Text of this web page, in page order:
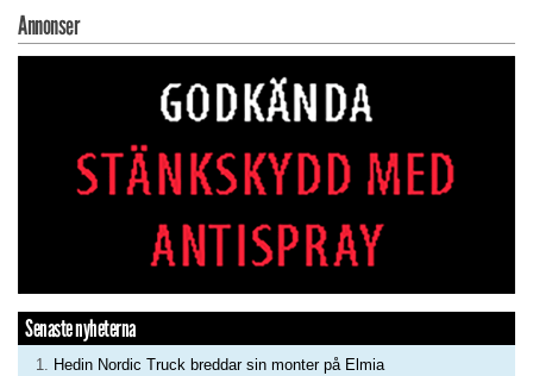
Annonser
Senaste nyheterna
Hedin Nordic Truck breddar sin monter på Elmia